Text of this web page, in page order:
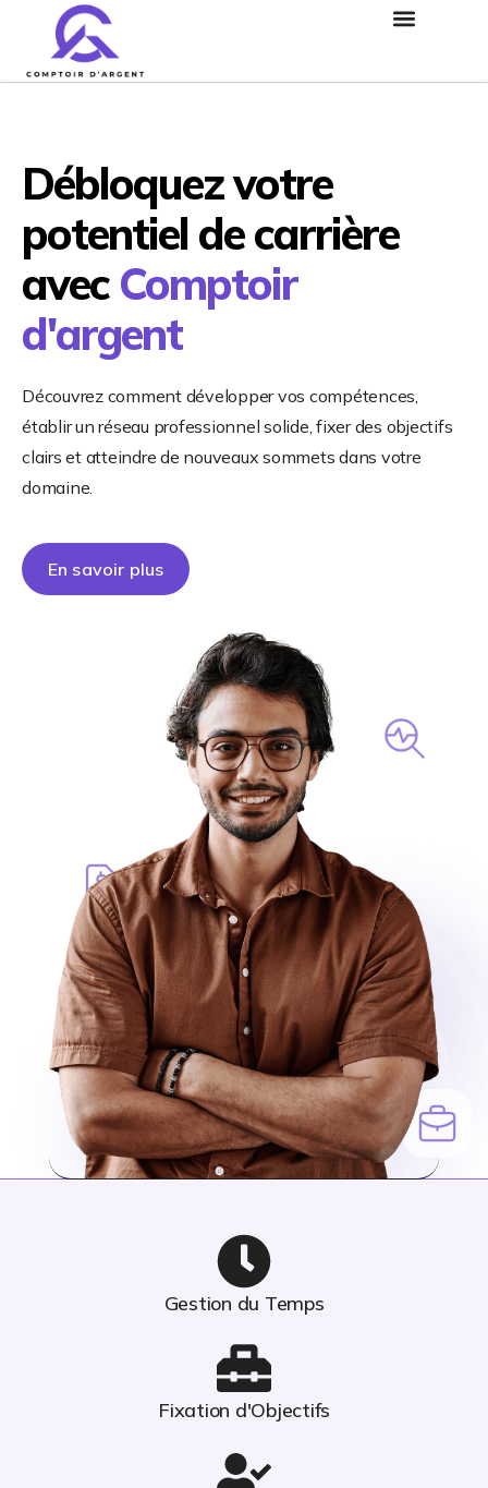
Débloquez votre
potentiel de carrière
avecComptoir
d'argent
Découvrez comment développer vos compétences,
établir un réseau professionnel solide, fixer des objectifs
clairs et atteindre de nouveaux sommets dans votre
domaine.
En savoir plus
Gestion du Temps
Fixation d'Objectifs